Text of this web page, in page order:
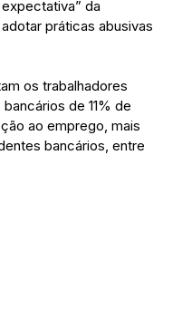
da
práticas abusivas
os trabalhadores
de 11% de
ao emprego, mais
bancários, entre